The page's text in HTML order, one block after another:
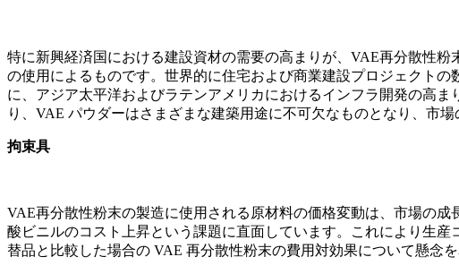
特に新興経済国における建設資材の需要の高まりが、VAE再分散性
の使用によるものです。世界的に住宅および商業建設プロジェクト
に、アジア太平洋およびラテンアメリカにおけるインフラ開発の高
り、VAE パウダーはさまざまな建築用途に不可欠なものとなり、市場
拘束具
VAE再分散性粉末の製造に使用される原材料の価格変動は、市場の
酸ビニルのコスト上昇という課題に直面しています。これにより生
替品と比較した場合の VAE 再分散性粉末の費用対効果について懸念